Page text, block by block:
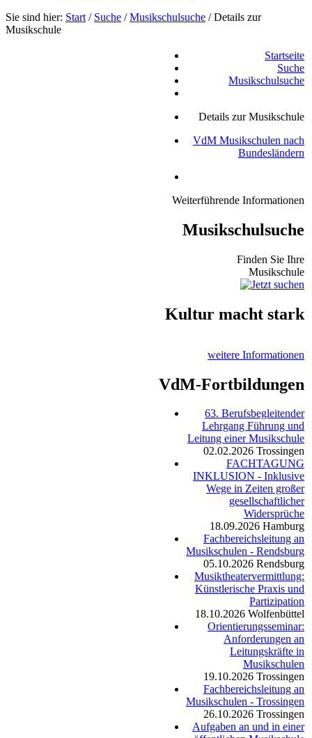
Sie sind hier: Start / Suche /Musikschulsuche /Details zur
Musikschule
Startseite
Suche
Musikschulsuche
Details zur Musikschule
VdM Musikschulen nach
Bundesländern
Weiterführende Informationen
Musikschulsuche
Finden Sie Ihre
Musikschule
Kultur macht stark
weitere Informationen
VdM-Fortbildungen
63. Berufsbegleitender
Lehrgang Führung und
Leitung einer Musikschule
02.02.2026 Trossingen
FACHTAGUNG
INKLUSION - Inklusive
Wege in Zeiten großer
gesellschaftlicher
Widersprüche
18.09.2026 Hamburg
Fachbereichsleitung an
Musikschulen - Rendsburg
05.10.2026 Rendsburg
Musiktheatervermittlung:
Künstlerische Praxis und
Partizipation
18.10.2026 Wolfenbüttel
Orientierungsseminar:
Anforderungen an
Leitungskräfte in
Musikschulen
19.10.2026 Trossingen
Fachbereichsleitung an
Musikschulen - Trossingen
26.10.2026 Trossingen
Aufgaben an und in einer